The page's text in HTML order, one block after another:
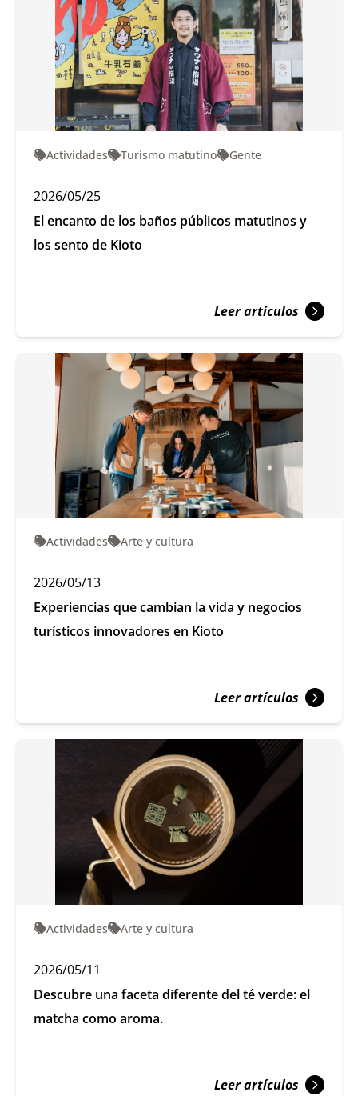
Actividades Turismo matutino Gente
2026/05/25
El encanto de los baños públicos matutinos y
los sento de Kioto
Leer artículos
Actividades Arte y cultura
2026/05/13
Experiencias que cambian la vida y negocios
turísticos innovadores en Kioto
Leer artículos
Actividades Arte y cultura
2026/05/11
Descubre una faceta diferente del té verde: el
matcha como aroma.
Leer artículos